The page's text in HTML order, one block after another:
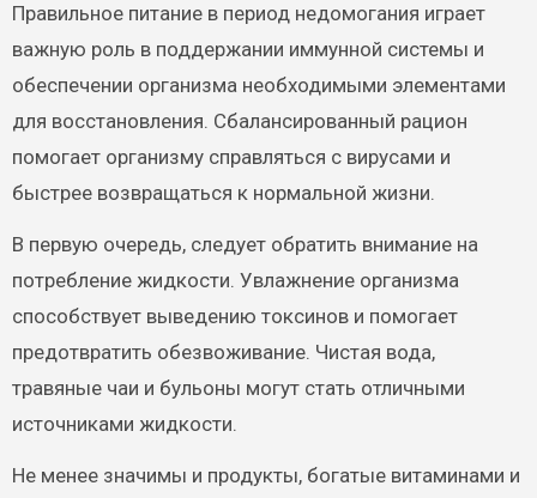
Правильное питание в период недомогания играет
важную роль в поддержании иммунной системы и
обеспечении организма необходимыми элементами
для восстановления. Сбалансированный рацион
помогает организму справляться с вирусами и
быстрее возвращаться к нормальной жизни.
В первую очередь, следует обратить внимание на
потребление жидкости. Увлажнение организма
способствует выведению токсинов и помогает
предотвратить обезвоживание. Чистая вода,
травяные чаи и бульоны могут стать отличными
источниками жидкости.
Не менее значимы и продукты, богатые витаминами и